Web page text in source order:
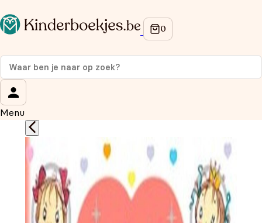
Menu
Op de hoogte blijven van onze acties?
Meld je aan voor onze nieuwsbrief en ontvang
korting
Wat is je voornaam?
Wat is je e-mailadres?
Aanmelden
We gebruiken je gegevens om contact op te nemen, in
overeenstemming met ons
privacybeleid.